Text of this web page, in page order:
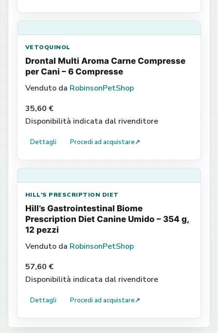
VETOQUINOL
Drontal Multi Aroma Carne Compresse
per Cani – 6 Compresse
Venduto da RobinsonPetShop
35,60 €
Disponibilità indicata dal rivenditore
Dettagli Procedi ad acquistare↗
HILL'S PRESCRIPTION DIET
Hill’s Gastrointestinal Biome
Prescription Diet Canine Umido – 354 g,
12 pezzi
Venduto da RobinsonPetShop
57,60 €
Disponibilità indicata dal rivenditore
Dettagli Procedi ad acquistare↗